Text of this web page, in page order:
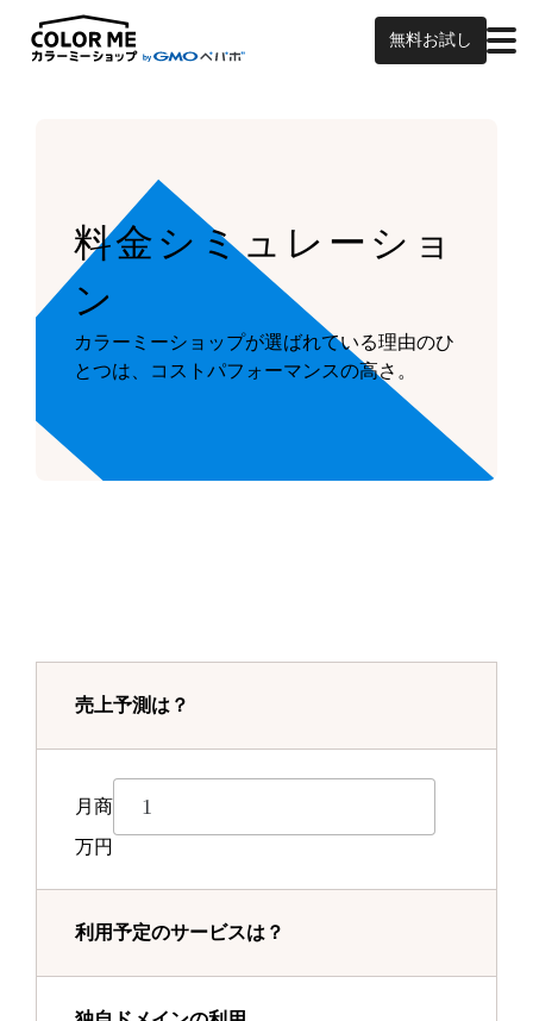
無料お試し
料金シミュレーショ
ン
カラーミーショップが選ばれている理由のひ
とつは、 コストパフォーマンスの高さ。
売上予測は？
月商
万円
利用予定のサービスは？